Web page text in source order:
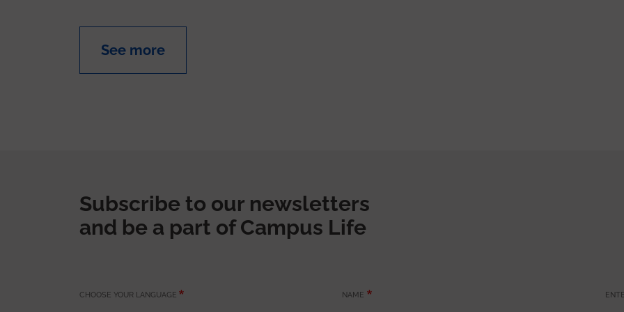
See more
Subscribe to our newsletters
and be a part of Campus Life
CHOOSE YOUR LANGUAGE NAME